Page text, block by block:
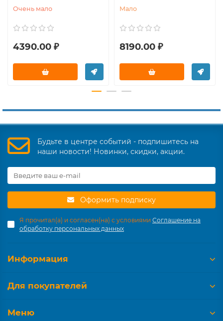
Очень мало
4390.00 ₽
Мало
8190.00 ₽
Будьте в центре событий - подпишитесь на
наши новости! Новинки, скидки, акции.
Оформить подписку
Я прочитал(а) и согласен(на) с условиями Соглашение на
обработку персональных данных
Информация
Для покупателей
Меню